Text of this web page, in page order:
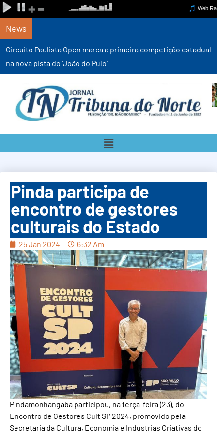
News
Circuito Paulista Open marca a primeira competição estadual
na nova pista do ‘João do Pulo’
Pinda participa de
encontro de gestores
culturais do Estado
25 Jan 2024 6:32 Am
Pindamonhangaba participou, na terça-feira (23), do
Encontro de Gestores Cult SP 2024, promovido pela
Secretaria da Cultura, Economia e Indústrias Criativas do